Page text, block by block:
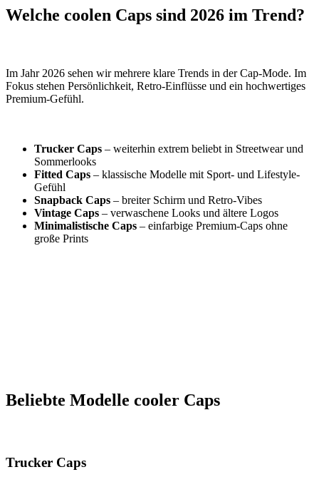
Welche coolen Caps sind 2026 im Trend?
Im Jahr 2026 sehen wir mehrere klare Trends in der Cap-Mode. Im
Fokus stehen Persönlichkeit, Retro-Einflüsse und ein hochwertiges
Premium-Gefühl.
Trucker Caps – weiterhin extrem beliebt in Streetwear und
Sommerlooks
Fitted Caps – klassische Modelle mit Sport- und Lifestyle-
Gefühl
Snapback Caps – breiter Schirm und Retro-Vibes
Vintage Caps – verwaschene Looks und ältere Logos
Minimalistische Caps – einfarbige Premium-Caps ohne
große Prints
Beliebte Modelle cooler Caps
Trucker Caps